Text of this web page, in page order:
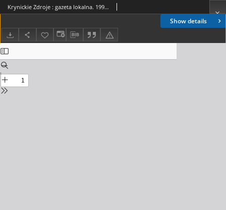
Show details
Krynickie Zdroje : gazeta lokalna. 1998, nr 10(44)